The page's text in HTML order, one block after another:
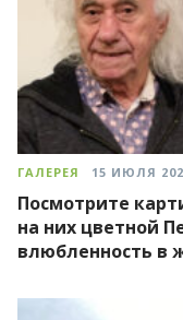
ГАЛЕРЕЯ 15 ИЮЛЯ
Посмотрите
на них цветной
влюбленность в